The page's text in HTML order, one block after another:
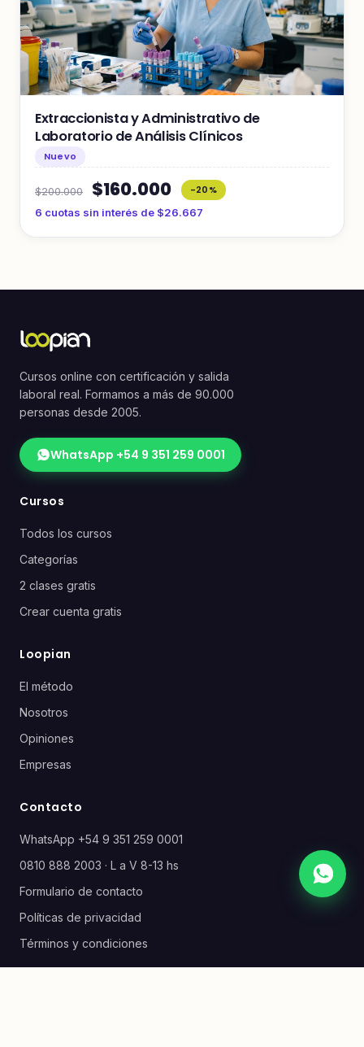
Extraccionista y Administrativo de
Laboratorio de Análisis Clínicos
Nuevo
$200.000 $160.000
-20%
6 cuotas sin interés de $26.667
Cursos online con certificación y salida
laboral real. Formamos a más de 90.000
personas desde 2005.
WhatsApp +54 9 351 259 0001
Cursos
Todos los cursos
Categorías
2 clases gratis
Crear cuenta gratis
Loopian
El método
Nosotros
Opiniones
Empresas
Contacto
WhatsApp +54 9 351 259 0001
0810 888 2003 · L a V 8-13 hs
Formulario de contacto
Políticas de privacidad
Términos y condiciones